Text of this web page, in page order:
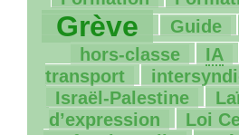
Grève
24/1062 Guide
13/1062
135/1062
hors-classe
14/1062 IA
9/1062
transport
28/1062
74/1062
Israël-Palestine
27/1062
140/1062
d’expression
37/1062 Loi
44/1062